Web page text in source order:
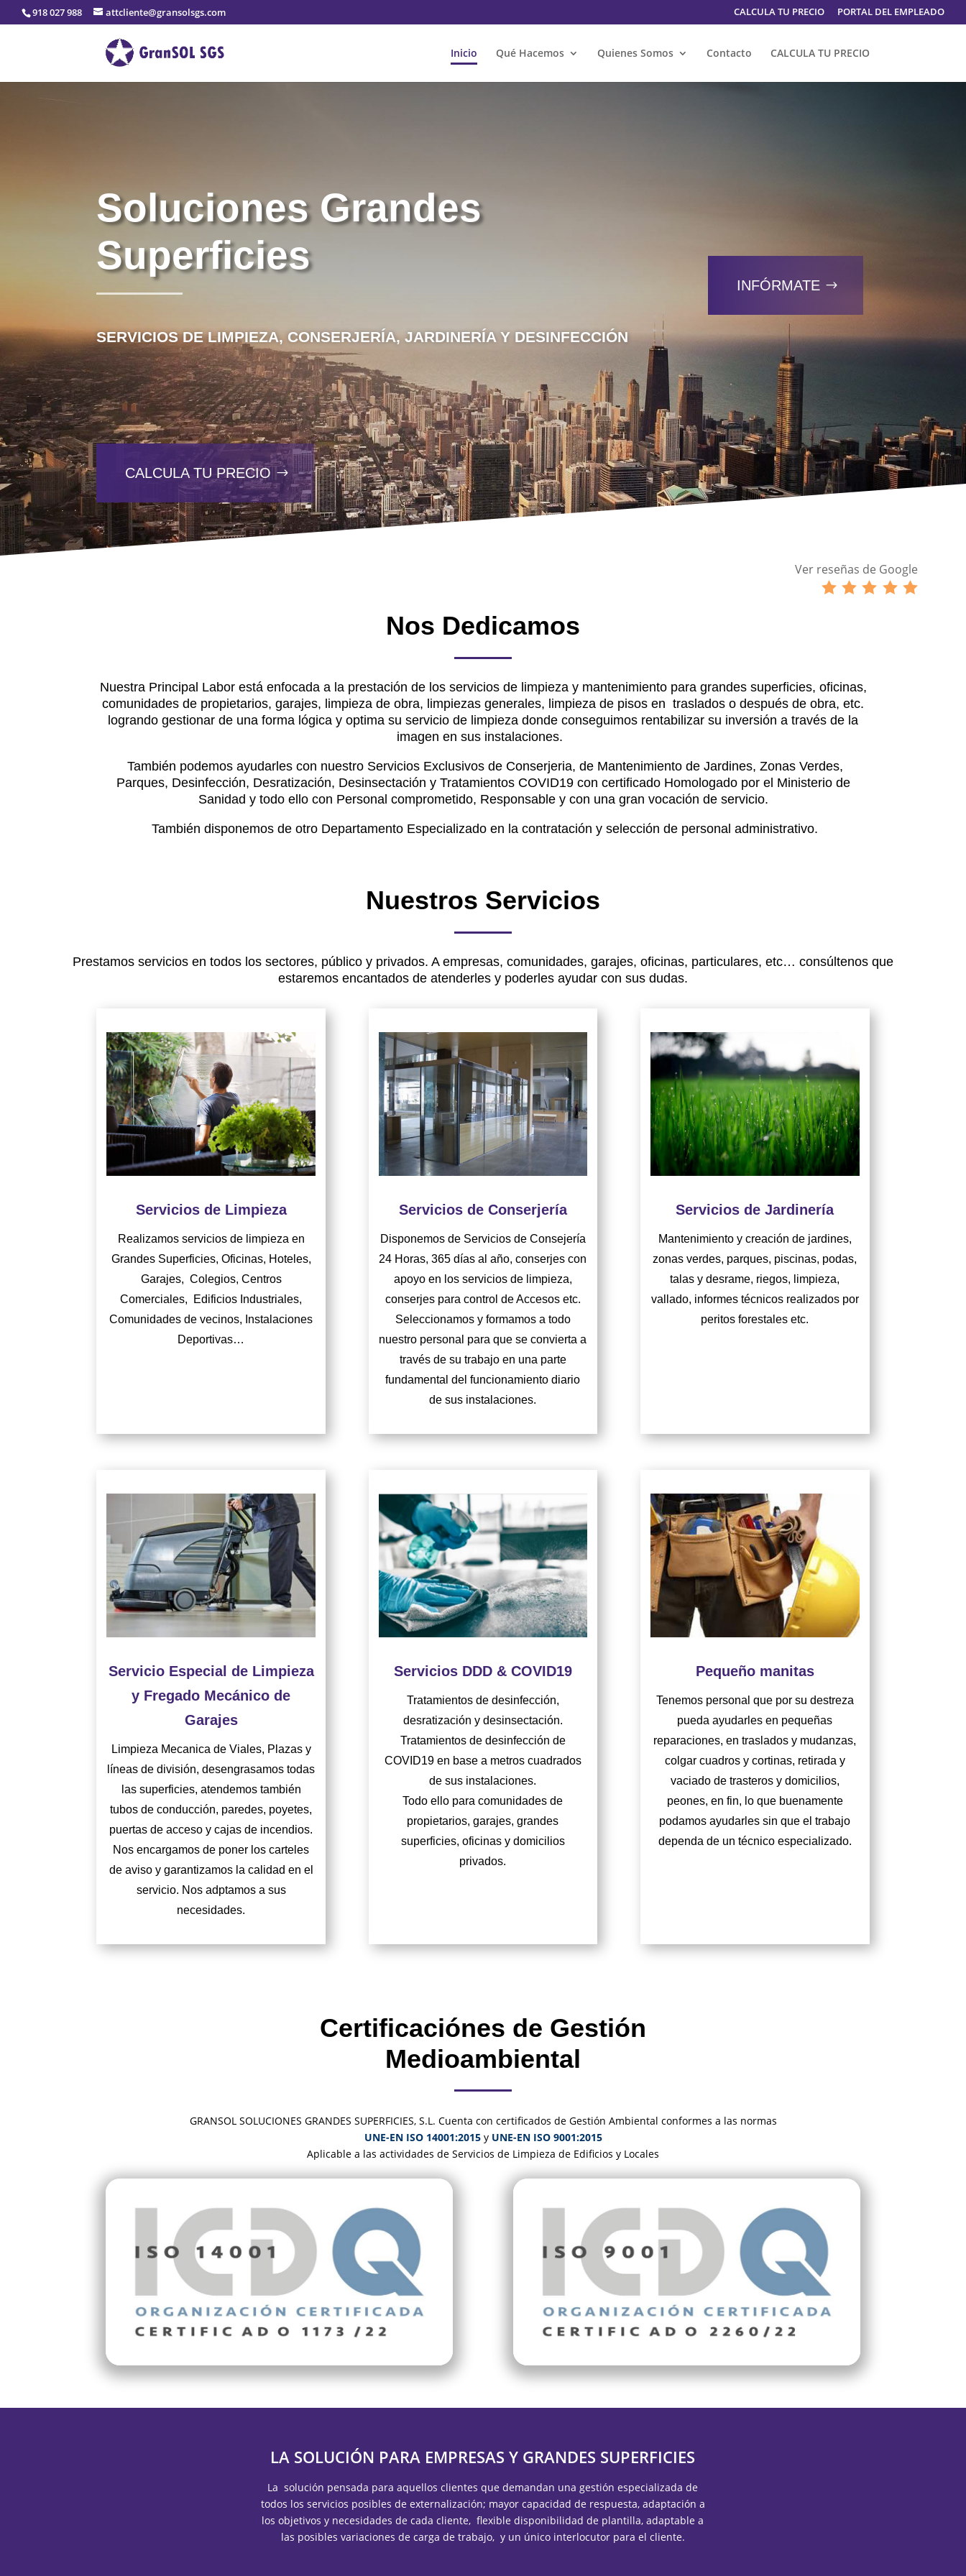
918 027 988 attcliente@gransolsgs.com CALCULA TU PRECIO PORTAL DEL EMPLEADO
Inicio Qué Hacemos Quienes Somos Contacto CALCULA TU PRECIO
Soluciones Grandes
Superficies
SERVICIOS DE LIMPIEZA, CONSERJERÍA, JARDINERÍA Y DESINFECCIÓN
CALCULA TU PRECIO
INFÓRMATE
Ver reseñas de Google
Nos Dedicamos
Nuestra Principal Labor está enfocada a la prestación de los servicios de limpieza y mantenimiento para grandes superficies, oficinas,
comunidades de propietarios, garajes, limpieza de obra, limpiezas generales, limpieza de pisos en traslados o después de obra, etc.
logrando gestionar de una forma lógica y optima su servicio de limpieza donde conseguimos rentabilizar su inversión a través de la
imagen en sus instalaciones.
También podemos ayudarles con nuestro Servicios Exclusivos de Conserjeria, de Mantenimiento de Jardines, Zonas Verdes,
Parques, Desinfección, Desratización, Desinsectación y Tratamientos COVID19 con certificado Homologado por el Ministerio de
Sanidad y todo ello con Personal comprometido, Responsable y con una gran vocación de servicio.
También disponemos de otro Departamento Especializado en la contratación y selección de personal administrativo.
Nuestros Servicios
Prestamos servicios en todos los sectores, público y privados. A empresas, comunidades, garajes, oficinas, particulares, etc… consúltenos que
estaremos encantados de atenderles y poderles ayudar con sus dudas.
Servicios de Limpieza
Realizamos servicios de limpieza en
Grandes Superficies, Oficinas, Hoteles,
Garajes, Colegios, Centros
Comerciales, Edificios Industriales,
Comunidades de vecinos, Instalaciones
Deportivas…
Servicios de Conserjería
Disponemos de Servicios de Consejería
24 Horas, 365 días al año, conserjes con
apoyo en los servicios de limpieza,
conserjes para control de Accesos etc.
Seleccionamos y formamos a todo
nuestro personal para que se convierta a
través de su trabajo en una parte
fundamental del funcionamiento diario
de sus instalaciones.
Servicios de Jardinería
Mantenimiento y creación de jardines,
zonas verdes, parques, piscinas, podas,
talas y desrame, riegos, limpieza,
vallado, informes técnicos realizados por
peritos forestales etc.
Servicio Especial de Limpieza
y Fregado Mecánico de
Garajes
Limpieza Mecanica de Viales, Plazas y
líneas de división, desengrasamos todas
las superficies, atendemos también
tubos de conducción, paredes, poyetes,
puertas de acceso y cajas de incendios.
Nos encargamos de poner los carteles
de aviso y garantizamos la calidad en el
servicio. Nos adptamos a sus
necesidades.
Servicios DDD & COVID19
Tratamientos de desinfección,
desratización y desinsectación.
Tratamientos de desinfección de
COVID19 en base a metros cuadrados
de sus instalaciones.
Todo ello para comunidades de
propietarios, garajes, grandes
superficies, oficinas y domicilios
privados.
Pequeño manitas
Tenemos personal que por su destreza
pueda ayudarles en pequeñas
reparaciones, en traslados y mudanzas,
colgar cuadros y cortinas, retirada y
vaciado de trasteros y domicilios,
peones, en fin, lo que buenamente
podamos ayudarles sin que el trabajo
dependa de un técnico especializado.
Certificaciónes de Gestión
Medioambiental
GRANSOL SOLUCIONES GRANDES SUPERFICIES, S.L. Cuenta con certificados de Gestión Ambiental conformes a las normas
UNE-EN ISO 14001:2015 y UNE-EN ISO 9001:2015
Aplicable a las actividades de Servicios de Limpieza de Edificios y Locales
LA SOLUCIÓN PARA EMPRESAS Y GRANDES SUPERFICIES
La solución pensada para aquellos clientes que demandan una gestión especializada de
todos los servicios posibles de externalización; mayor capacidad de respuesta, adaptación a
los objetivos y necesidades de cada cliente, flexible disponibilidad de plantilla, adaptable a
las posibles variaciones de carga de trabajo, y un único interlocutor para el cliente.